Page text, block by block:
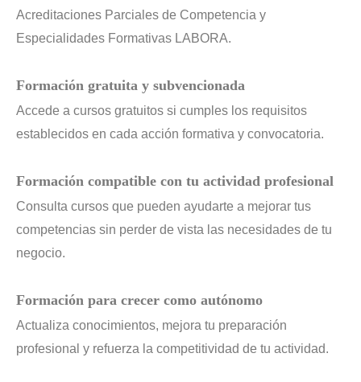
Acreditaciones Parciales de Competencia y
Especialidades Formativas LABORA.
Formación gratuita y subvencionada
Accede a cursos gratuitos si cumples los requisitos
establecidos en cada acción formativa y convocatoria.
Formación compatible con tu actividad profesional
Consulta cursos que pueden ayudarte a mejorar tus
competencias sin perder de vista las necesidades de tu
negocio.
Formación para crecer como autónomo
Actualiza conocimientos, mejora tu preparación
profesional y refuerza la competitividad de tu actividad.